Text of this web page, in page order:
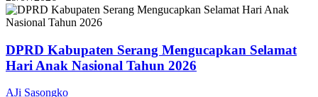
DPRD Kabupaten Serang Mengucapkan Selamat
Hari Anak Nasional Tahun 2026
AJi Sasongko